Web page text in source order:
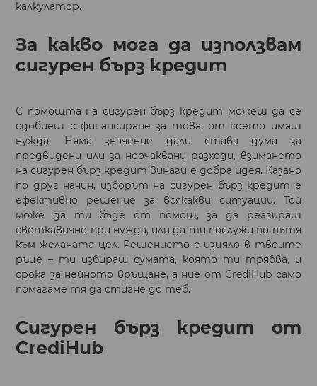
калкулатор.
За какво мога да използвам
сигурен бърз кредит
С помощта на сигурен бърз кредит можеш да се
сдобиеш с финансиране за това, от което имаш
нужда. Няма значение дали става дума за
предвидени или за неочаквани разходи, взимането
на сигурен бърз кредит винаги е добра идея. Казано
по друг начин, изборът на сигурен бърз кредит е
ефективно решение за всякакви ситуации. Той
може да ти бъде от помощ, за да реагираш
светкавично при нужда, или да ти послужи по пътя
към желаната цел. Решението е изцяло в твоите
ръце – ти избираш сумата, която ти трябва, и
срока за нейното връщане, а ние от CrediHub само
помагаме тя да стигне до теб.
Сигурен бърз кредит от
CrediHub